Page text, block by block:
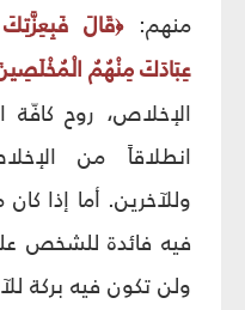
منهم:﴿قَالَ
عِبَادَكَ مِنْهُمُ
الإخلاص، روح
انطلاقاً من
وللآخرين. أما إذا
فيه فائدة للشخص
ولن تكون فيه بركة